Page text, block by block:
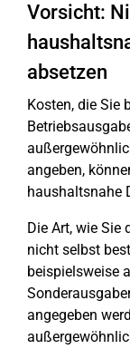
Vorsicht:
absetzen
Kosten, die Sie
angeben,
haushaltsnahe
Die Art, wie Sie
nicht selbst
beispielsweise
angegeben